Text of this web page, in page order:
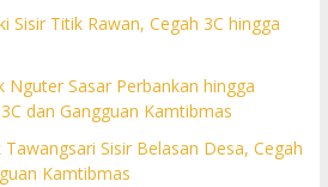
Sisir Titik Rawan, Cegah 3C hingga
Sasar Perbankan hingga
dan Gangguan Kamtibmas
Sisir Belasan Desa, Cegah
Kamtibmas